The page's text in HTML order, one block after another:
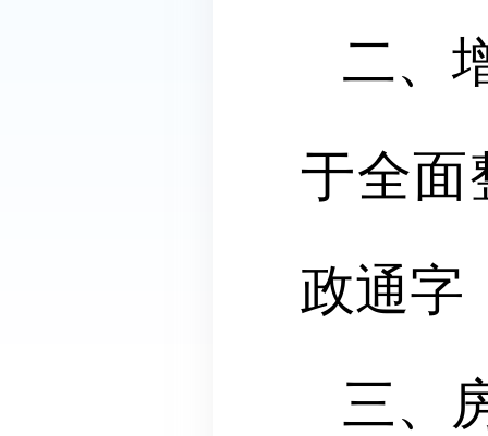
二、
于全面
政通字
三、